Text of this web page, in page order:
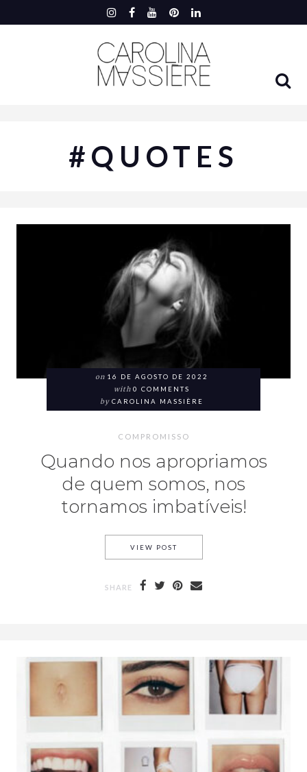
#QUOTES
on 16 DE AGOSTO DE 2022
with 0 COMMENTS
by CAROLINA MASSIÈRE
COMPROMISSO
Quando nos apropriamos
de quem somos, nos
tornamos imbatíveis!
VIEW POST
SHARE